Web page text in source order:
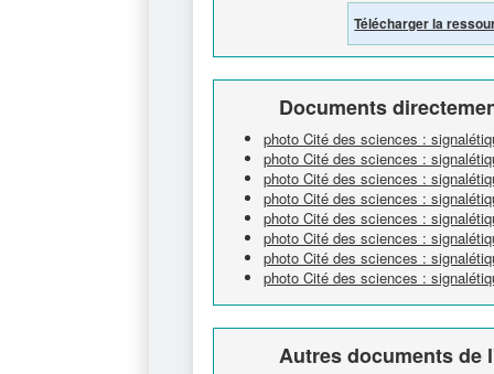
Télécharger la
Documents
photo Cité des sciences :
photo Cité des sciences :
photo Cité des sciences :
photo Cité des sciences :
photo Cité des sciences :
photo Cité des sciences :
photo Cité des sciences :
photo Cité des sciences :
Autres documents de